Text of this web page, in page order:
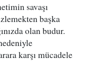
savaşı
başka
olan budur.
karşı mücadele